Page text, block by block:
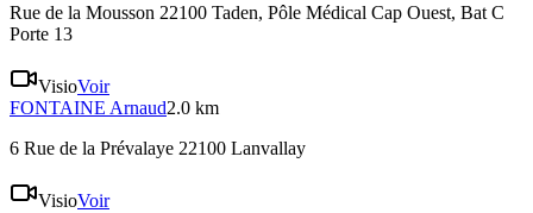
Rue de la Mousson 22100 Taden, Pôle Médical Cap Ouest, Bat C
Porte 13
VisioVoir
FONTAINE Arnaud2.0 km
6 Rue de la Prévalaye 22100 Lanvallay
VisioVoir